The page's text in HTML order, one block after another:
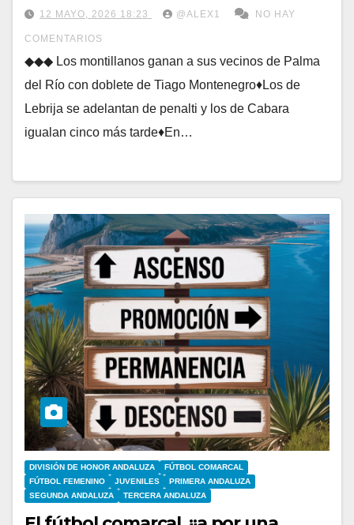
12 MAYO, 2026 18:23 @ALEX1 NO HAY
COMENTARIOS
◆◆◆ Los montillanos ganan a sus vecinos de Palma
del Río con doblete de Tiago Montenegro♦Los de
Lebrija se adelantan de penalti y los de Cabara
igualan cinco más tarde♦En…
DIVISIÓN DE HONOR ANDALUZA
FÚTBOL COMARCAL
FÚTBOL FEMENINO
JUVENILES
PRIMERA ANDALUZA
SEGUNDA ANDALUZA
TERCERA ANDALUZA